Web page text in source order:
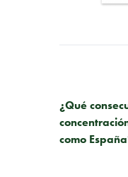
¿Qué
como